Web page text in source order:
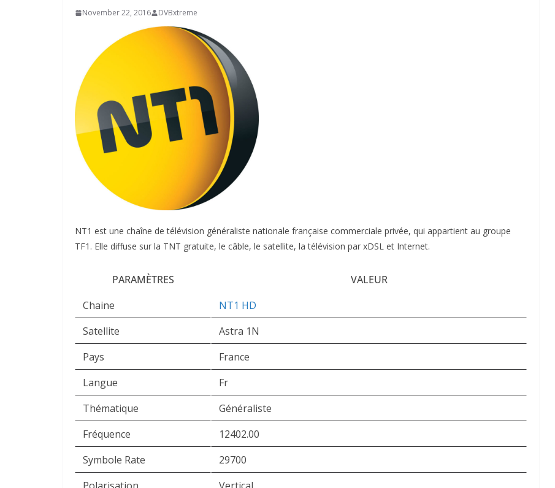
November 22, 2016 DVBxtreme
NT1 est une chaîne de télévision généraliste nationale française commerciale privée, qui appartient au groupe
TF1. Elle diffuse sur la TNT gratuite, le câble, le satellite, la télévision par xDSL et Internet.
PARAMÈTRES
VALEUR
Chaine
NT1 HD
Satellite
Astra 1N
Pays
France
Langue
Fr
Thématique
Généraliste
Fréquence
12402.00
Symbole Rate
29700